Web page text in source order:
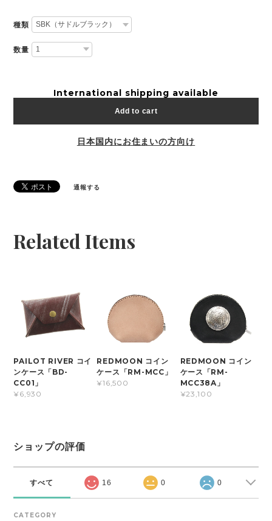
種類
数量
International shipping available
Add to cart
日本国内にお住まいの方向け
通報する
Related Items
PAILOT RIVER コイ
ンケース「BD-
CC01」
¥6,930
REDMOON コイン
ケース「RM-MCC」
¥16,500
REDMOON コイン
ケース「RM-
MCC38A」
¥23,100
ショップの評価
すべて 16 0 0
CATEGORY